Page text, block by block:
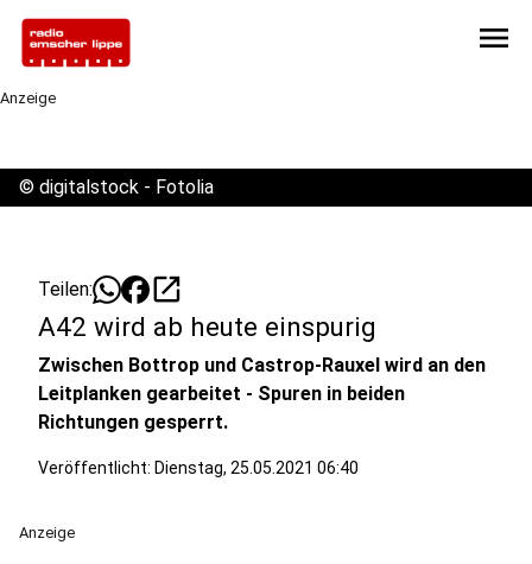
menu
Anzeige
© digitalstock - Fotolia
Teilen: open_in_new
A42 wird ab heute einspurig
Zwischen Bottrop und Castrop-Rauxel wird an den
Leitplanken gearbeitet - Spuren in beiden
Richtungen gesperrt.
Veröffentlicht: Dienstag, 25.05.2021 06:40
Anzeige